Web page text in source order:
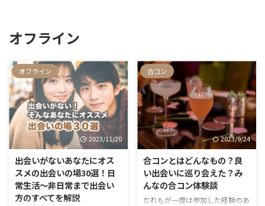
オフライン
オフライン
2023/11/20
出会いがないあなたにオス
スメの出会いの場30選！日
常生活〜非日常まで出会い
方のすべてを解説
合コン
2023/9/24
合コンとはどんなもの？良
い出会いに巡り会えた？み
んなの合コン体験談
だれもが一度は参加した経験のあ